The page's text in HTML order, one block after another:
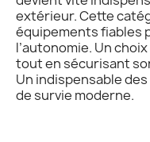
extérieur. Cette
équipements fiables
l’autonomie. Un
tout en sécurisant
Un indispensable
de survie moderne.